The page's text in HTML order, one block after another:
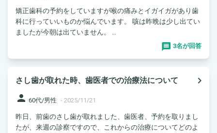
矯正歯科の予約をしていますが喉の痛みとイガイガがあり歯
科に行っていいものか悩んでいます。 咳は昨晩は少し出てい
ましたが今朝は出ていません。 ...
3名が回答
さし歯が取れた時、歯医者での治療法について
navigate_next
person 60代/男性 - 2025/11/21
昨日、前歯のさし歯が取れました、歯医者、予約を取りまし
たが、来週の診察ですので、これからの治療についてどのよ